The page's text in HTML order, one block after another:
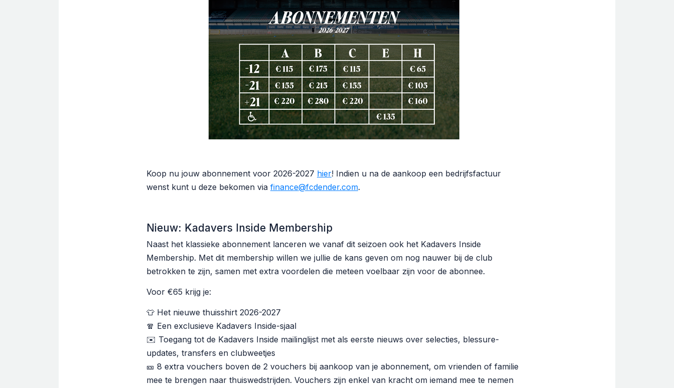
Koop nu jouw abonnement voor 2026-2027 hier! Indien u na de aankoop een bedrijfsfactuur
wenst kunt u deze bekomen via finance@fcdender.com.
Nieuw: Kadavers Inside Membership
Naast het klassieke abonnement lanceren we vanaf dit seizoen ook het Kadavers Inside
Membership. Met dit membership willen we jullie de kans geven om nog nauwer bij de club
betrokken te zijn, samen met extra voordelen die meteen voelbaar zijn voor de abonnee.
Voor €65 krijg je:
👕 Het nieuwe thuisshirt 2026-2027
🧣 Een exclusieve Kadavers Inside-sjaal
✉️ Toegang tot de Kadavers Inside mailinglijst met als eerste nieuws over selecties, blessure-
updates, transfers en clubweetjes
🎫 8 extra vouchers boven de 2 vouchers bij aankoop van je abonnement, om vrienden of familie
mee te brengen naar thuiswedstrijden. Vouchers zijn enkel van kracht om iemand mee te nemen